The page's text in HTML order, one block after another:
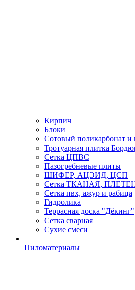
Кирпич
Блоки
Сотовый поликарбонат
Тротуарная плитка
Сетка ЦПВС
Пазогребневые плиты
ШИФЕР, АЦЭИД, ЦСП
Сетка ТКАНАЯ,
Сетка пвх, ажур и рабица
Гидролика
Террасная доска "Дёкинг"
Сетка сварная
Сухие смеси
Пиломатериалы